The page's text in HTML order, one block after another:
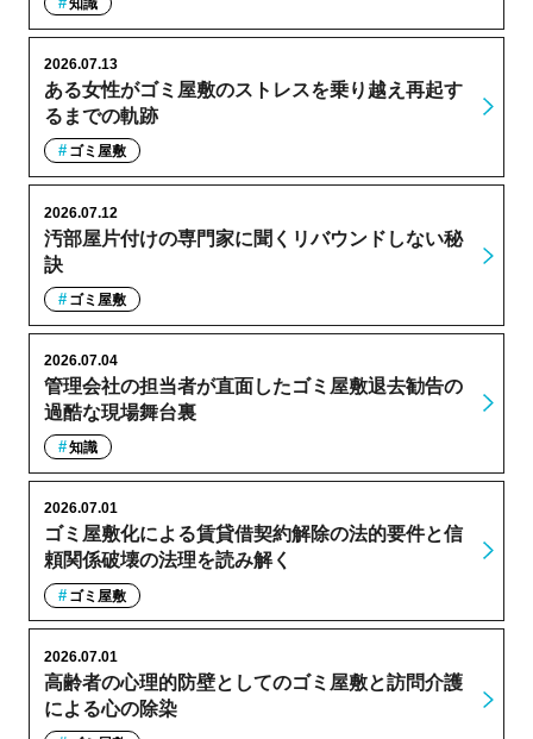
知識
ある女性がゴミ屋敷のストレスを乗り越え再起す
るまでの軌跡
2026.07.13
ゴミ屋敷
汚部屋片付けの専門家に聞くリバウンドしない秘
訣
2026.07.12
ゴミ屋敷
管理会社の担当者が直面したゴミ屋敷退去勧告の
過酷な現場舞台裏
2026.07.04
知識
ゴミ屋敷化による賃貸借契約解除の法的要件と信
頼関係破壊の法理を読み解く
2026.07.01
ゴミ屋敷
高齢者の心理的防壁としてのゴミ屋敷と訪問介護
による心の除染
2026.07.01